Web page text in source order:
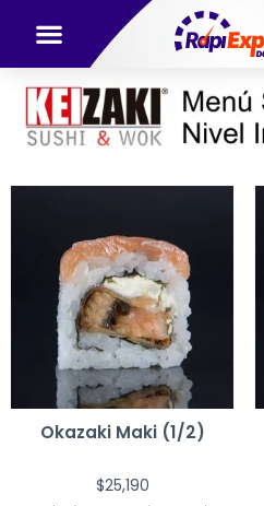
Okazaki Maki (1/2)
$25,190